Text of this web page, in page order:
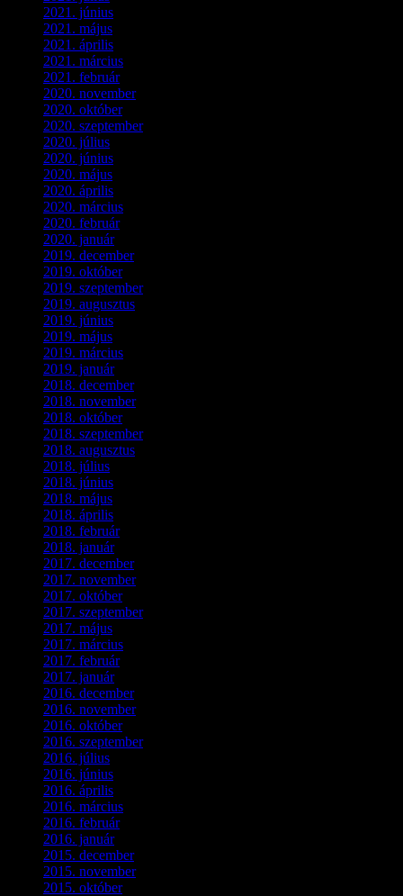
2021. június
2021. május
2021. április
2021. március
2021. február(4)
2020. november(4)
2020. október(4)
2020. szeptember(1)
2020. július
2020. június
2020. május
2020. április
2020. március
2020. február(6)
2020. január(1)
2019. december(4)
2019. október(3)
2019. szeptember(2)
2019. augusztus
2019. június
2019. május
2019. március
2019. január(1)
2018. december(3)
2018. november(1)
2018. október(1)
2018. szeptember(1)
2018. augusztus
2018. július
2018. június
2018. május
2018. április
2018. február(2)
2018. január(2)
2017. december(4)
2017. november(3)
2017. október(4)
2017. szeptember(1)
2017. május
2017. március
2017. február(1)
2017. január(2)
2016. december(1)
2016. november(1)
2016. október(6)
2016. szeptember(5)
2016. július
2016. június
2016. április
2016. március
2016. február(3)
2016. január(2)
2015. december(1)
2015. november(4)
2015. október(4)